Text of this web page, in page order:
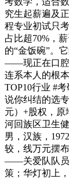
究生起薪遍及
程专业初试只
占比超70%，
的“金饭碗”。
——现正在口腔
连系本人的根
TOP10行业 #
说你纠结的选
元）+股权，原
河回族区卫生
男，汉族，
较，线万元摆
——关爱队队员
策；华灯初上